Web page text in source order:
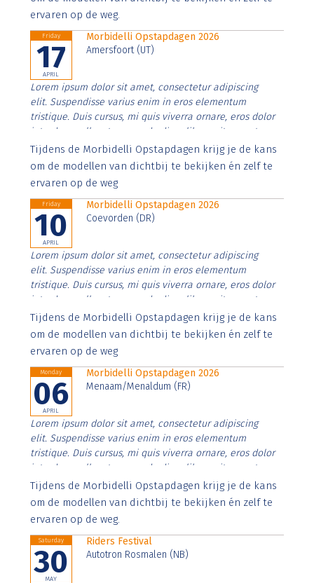
ervaren op de weg.
Friday
17
APRIL
Morbidelli Opstapdagen 2026
Amersfoort (UT)
Lorem ipsum dolor sit amet, consectetur adipiscing
elit. Suspendisse varius enim in eros elementum
tristique. Duis cursus, mi quis viverra ornare, eros dolor
interdum nulla, ut commodo diam libero vitae erat.
Aenean faucibus nibh et justo cursus id rutrum lorem
imperdiet. Nunc ut sem vitae risus tristique posuere.
Tijdens de Morbidelli Opstapdagen krijg je de kans
om de modellen van dichtbij te bekijken én zelf te
ervaren op de weg
Friday
10
APRIL
Morbidelli Opstapdagen 2026
Coevorden (DR)
Lorem ipsum dolor sit amet, consectetur adipiscing
elit. Suspendisse varius enim in eros elementum
tristique. Duis cursus, mi quis viverra ornare, eros dolor
interdum nulla, ut commodo diam libero vitae erat.
Aenean faucibus nibh et justo cursus id rutrum lorem
imperdiet. Nunc ut sem vitae risus tristique posuere.
Tijdens de Morbidelli Opstapdagen krijg je de kans
om de modellen van dichtbij te bekijken én zelf te
ervaren op de weg
Monday
06
APRIL
Morbidelli Opstapdagen 2026
Menaam/Menaldum (FR)
Lorem ipsum dolor sit amet, consectetur adipiscing
elit. Suspendisse varius enim in eros elementum
tristique. Duis cursus, mi quis viverra ornare, eros dolor
interdum nulla, ut commodo diam libero vitae erat.
Aenean faucibus nibh et justo cursus id rutrum lorem
imperdiet. Nunc ut sem vitae risus tristique posuere.
Tijdens de Morbidelli Opstapdagen krijg je de kans
om de modellen van dichtbij te bekijken én zelf te
ervaren op de weg.
Saturday
30
MAY
Riders Festival
Autotron Rosmalen (NB)